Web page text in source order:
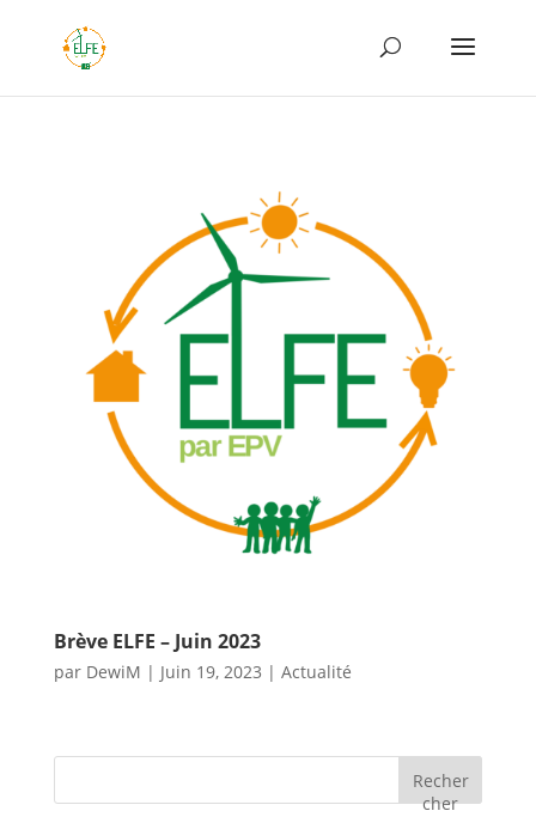
Brève ELFE – Juin 2023
par DewiM | Juin 19, 2023 | Actualité
Recher
cher